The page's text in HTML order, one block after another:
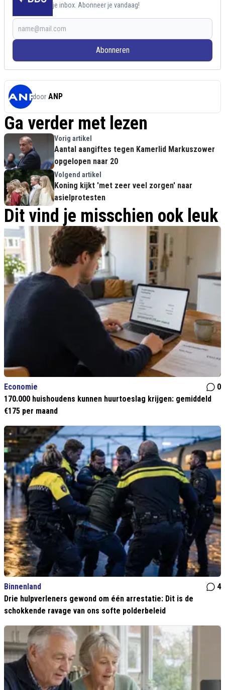
je inbox. Abonneer je vandaag!
Abonneren
door ANP
Ga verder met lezen
Vorig artikel
Aantal aangiftes tegen Kamerlid Markuszower
opgelopen naar 20
Volgend artikel
Koning kijkt 'met zeer veel zorgen' naar
asielprotesten
Dit vind je misschien ook leuk
Economie
0
170.000 huishoudens kunnen huurtoeslag krijgen: gemiddeld
€175 per maand
Binnenland
4
Drie hulpverleners gewond om één arrestatie: Dit is de
schokkende ravage van ons softe polderbeleid